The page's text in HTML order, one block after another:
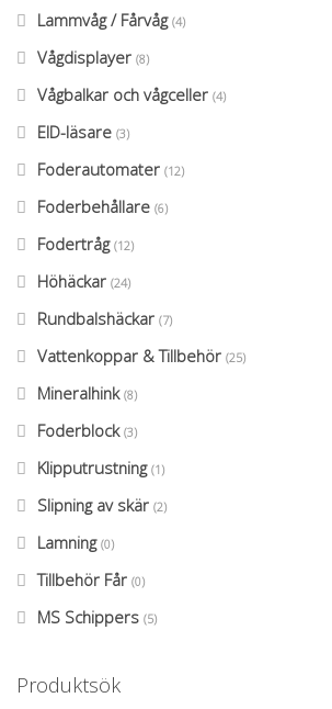
Lammvåg / Fårvåg (4)
Vågdisplayer (8)
Vågbalkar och vågceller (4)
EID-läsare (3)
Foderautomater (12)
Foderbehållare (6)
Fodertråg (12)
Höhäckar (24)
Rundbalshäckar (7)
Vattenkoppar & Tillbehör (25)
Mineralhink (8)
Foderblock (3)
Klipputrustning (1)
Slipning av skär (2)
Lamning (0)
Tillbehör Får (0)
MS Schippers (5)
Produktsök